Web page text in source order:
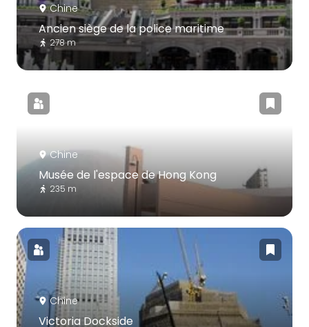
Chine
Ancien siège de la police maritime
278 m
Chine
Musée de l'espace de Hong Kong
235 m
Chine
Victoria Dockside